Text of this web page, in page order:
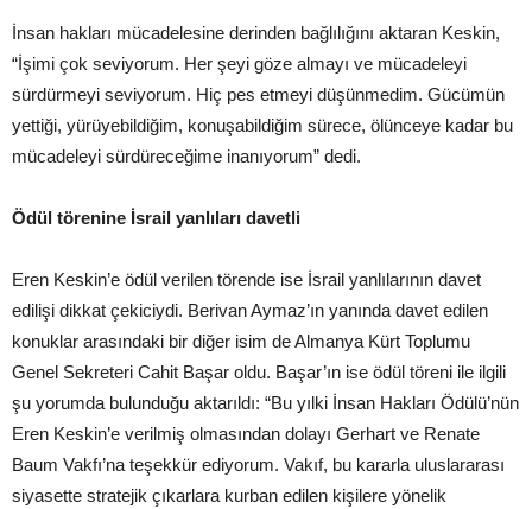
İnsan hakları mücadelesine derinden bağlılığını aktaran Keskin,
“İşimi çok seviyorum. Her şeyi göze almayı ve mücadeleyi
sürdürmeyi seviyorum. Hiç pes etmeyi düşünmedim. Gücümün
yettiği, yürüyebildiğim, konuşabildiğim sürece, ölünceye kadar bu
mücadeleyi sürdüreceğime inanıyorum” dedi.
Ödül törenine İsrail yanlıları davetli
Eren Keskin’e ödül verilen törende ise İsrail yanlılarının davet
edilişi dikkat çekiciydi. Berivan Aymaz’ın yanında davet edilen
konuklar arasındaki bir diğer isim de Almanya Kürt Toplumu
Genel Sekreteri Cahit Başar oldu. Başar’ın ise ödül töreni ile ilgili
şu yorumda bulunduğu aktarıldı: “Bu yılki İnsan Hakları Ödülü’nün
Eren Keskin’e verilmiş olmasından dolayı Gerhart ve Renate
Baum Vakfı’na teşekkür ediyorum. Vakıf, bu kararla uluslararası
siyasette stratejik çıkarlara kurban edilen kişilere yönelik